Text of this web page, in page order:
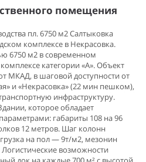
помещения
пл. 6750 м2 Салтыковка
комплексе в Некрасовка.
6750 м2 в современном
категории «А». Объект
МКАД, в шаговой доступности от
и «Некрасовка» (22 мин пешком),
инфраструктуру.
которое обладает
габариты 108 на 96
12 метров. Шаг колонн
на пол — 9т/м2, мезонин
возможности